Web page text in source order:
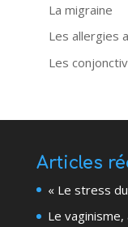
La migraine
Les allergies
Les
Articles
« Le stress
Le